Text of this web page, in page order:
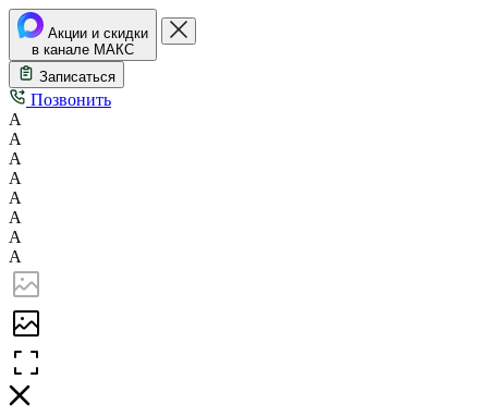
Акции и скидки
в канале МАКС
Записаться
Позвонить
А
А
А
А
А
А
А
А